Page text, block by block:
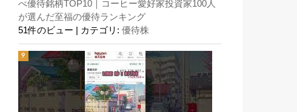
べ優待銘柄TOP10｜コーヒー愛好家投資家100人
が選んだ至福の優待ランキング
51件のビュー
カテゴリ: 優待株